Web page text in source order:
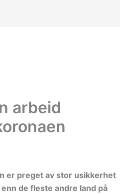
arbeid
er preget av stor usikkerhet
de fleste andre land på